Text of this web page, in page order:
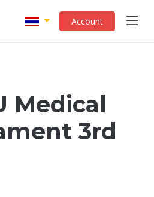
Account
Medical
3rd